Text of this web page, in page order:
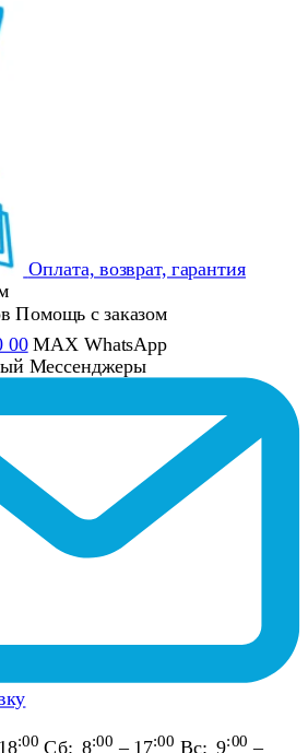
Оплата, возврат, гарантия
Помощь с заказом
00 MAX WhatsApp
Мессенджеры
:00 Сб: 8:00 – 17:00 Вс: 9:00 –